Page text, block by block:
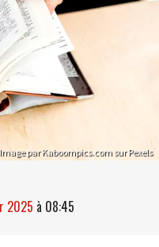
Image par Kaboompics.com sur Pexels
2025 à 08:45